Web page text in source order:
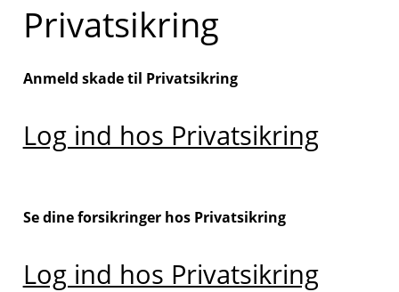
Privatsikring
Anmeld skade til Privatsikring
Log ind hos Privatsikring
Se dine forsikringer hos Privatsikring
Log ind hos Privatsikring